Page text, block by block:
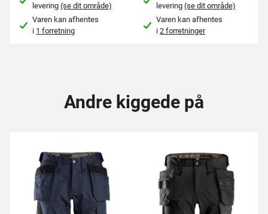
levering(se dit område)
Varen kan afhentes
i 1 forretning
levering(se dit område)
Varen kan afhentes
i2 forretninger
Andre kiggede på